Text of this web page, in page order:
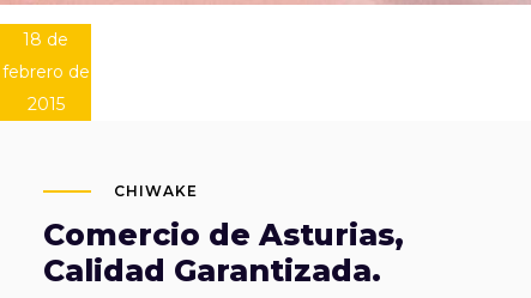
18 de
febrero de
2015
CHIWAKE
Comercio de Asturias,
Calidad Garantizada.